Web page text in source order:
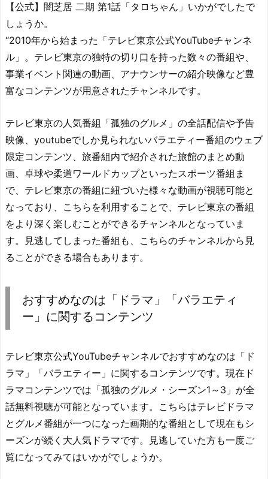
【公式】闇芝居 二期 第1話「タロちゃん」いかがでしたで
しょうか。
“2010年から始まった「テレビ東京公式YouTubeチャンネ
ル」。テレビ東京の独特の切り口を持った数々の番組や、
事業イベント関連の動画、アナウンサーの紹介映像など豊
富なコンテンツが用意されたチャンネルです。
テレビ東京の人気番組「孤独のグルメ」の全話配信や予告
映像、youtubeでしか見られないバラエティー番組のウェブ
限定コンテンツ、旅番組内で紹介された旅館のまとめ動
画、卓球や柔道ワールドカップといったスポーツ番組ま
で、テレビ東京の番組に紐づいた様々な動画が視聴可能と
なっており、こちらを利用することで、テレビ東京の番組
をより深く楽しむことができるチャンネルとなっていま
す。見逃してしまった番組も、こちらのチャンネルから見
ることができる場合もあります。
おすすめなのは「ドラマ」「バラエティ
ー」に関するコンテンツ
テレビ東京公式YouTubeチャンネルでおすすめなのは「ド
ラマ」「バラエティー」に関するコンテンツです。現在ド
ラマコンテンツでは「孤独のグルメ・シーズン1～3」が全
話無料視聴が可能となっています。こちらはテレビドラマ
とグルメ番組が一つになった画期的な番組として現在もシ
ーズンが続く大人気ドラマです。見逃していた方も一度ご
覧になってみてはいかがでしょうか。